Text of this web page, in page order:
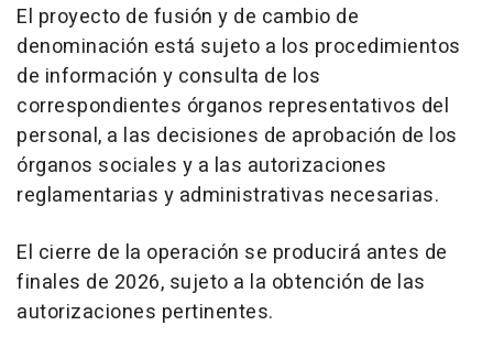
El proyecto de fusión y de cambio de
denominación está sujeto a los procedimientos
de información y consulta de los
correspondientes órganos representativos del
personal, a las decisiones de aprobación de los
órganos sociales y a las autorizaciones
reglamentarias y administrativas necesarias.
El cierre de la operación se producirá antes de
finales de 2026, sujeto a la obtención de las
autorizaciones pertinentes.